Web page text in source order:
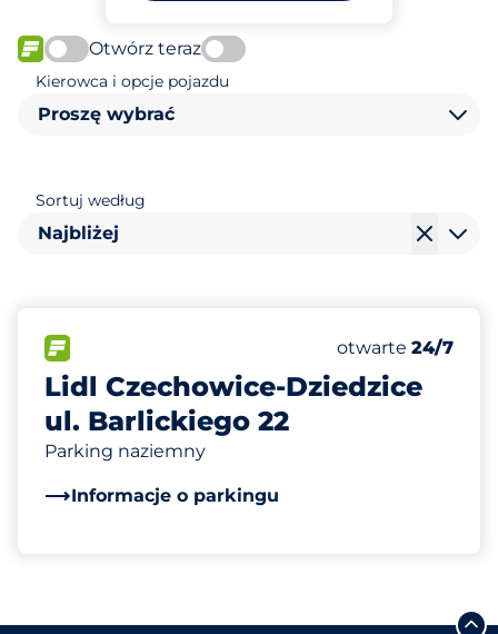
FLOW
Otwórz teraz
Kierowca i opcje pojazdu
Proszę wybrać
Sortuj według
Najbliżej
Lidl Czechowice-Dziedzice
ul. Barlickiego 22
Parking naziemny
Informacje o parkingu
Liczba miejsc
Całkowita
Sobota
otwarte 24/7